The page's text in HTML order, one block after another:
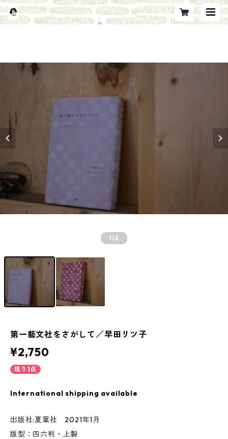
1/2
第一藝文社をさがして／早田リツ子
¥2,750
残り1点
International shipping available
出版社:夏葉社 2021年1月
版型：四六判・上製